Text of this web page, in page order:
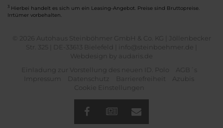
3 Hierbei handelt es sich um ein Leasing-Angebot. Preise sind Bruttopreise.
Irrtümer vorbehalten.
© 2026 Autohaus Steinböhmer GmbH & Co. KG | Jöllenbecker
Str. 325 | DE-33613 Bielefeld | info@steinboehmer.de |
Webdesign by audaris.de
Einladung zur Vorstellung des neuen ID. Polo
AGB´s
Impressum
Datenschutz Barrierefreiheit
Azubis
Cookie Einstellungen